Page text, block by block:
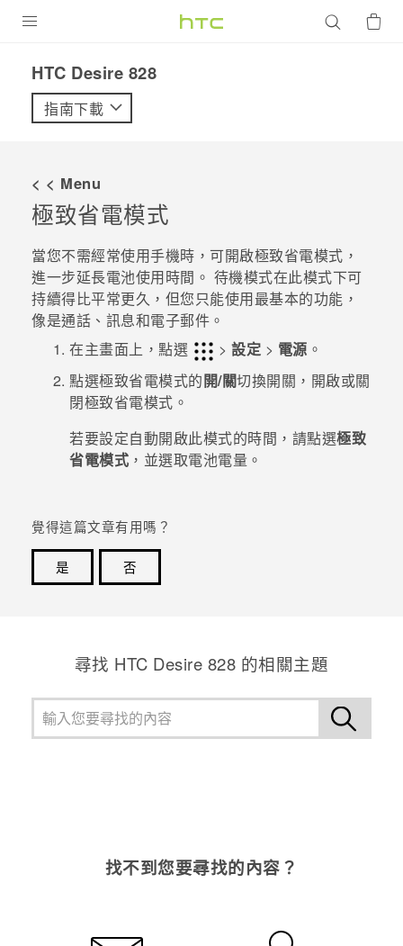
VIVE
配件
優惠專區
焦點訊息
校園專案
企業採購
銷售門市
銷售通路
VIVELAND
HTC Desire 828‎
指南下載
< < Menu
極致省電模式
當您不需經常使用手機時，可開啟極致省電模式，
進一步延長電池使用時間。 待機模式在此模式下可
持續得比平常更久，但您只能使用最基本的功能，
像是通話、訊息和電子郵件。
在主畫面上，點選 > 設定 > 電源 。
點選極致省電模式的開/關切換開關，開啟或關
閉極致省電模式。
若要設定自動開啟此模式的時間，請點選極致
省電模式 ，並選取電池電量。
覺得這篇文章有用嗎？
是
否
尋找 HTC Desire 828 的相關主題
找不到您要尋找的內容？